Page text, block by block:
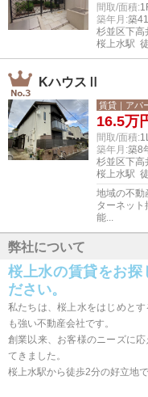
間取/面積:
築年月:築
杉並区下高
桜上水駅
KハウスⅡ
賃貸｜アパ
16.5万
間取/面積:
築年月:築8
杉並区下高
桜上水駅
地域の不動
ターネッ
能...
弊社について
桜上水の賃貸をお探
ださい。
私たちは、桜上水をはじめと
も強い不動産会社です。
創業以来、お客様のニーズに
てきました。
桜上水駅から徒歩2分の好立地